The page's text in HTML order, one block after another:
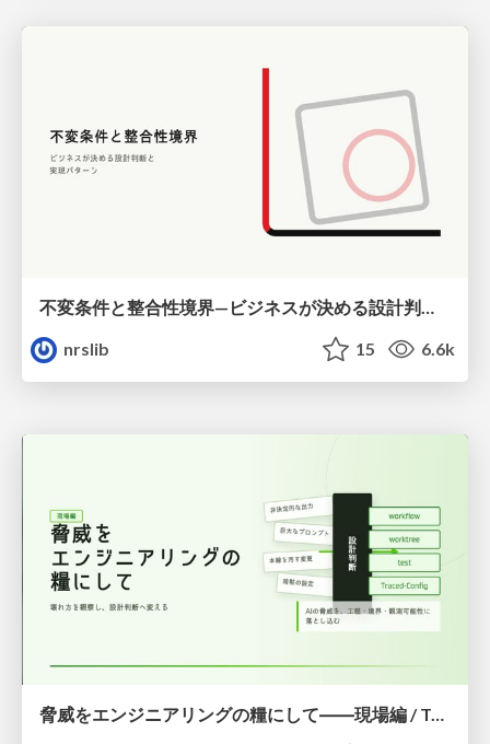
不変条件と整合性境界—ビジネスが決める設計判断と実現パターン / Invariants and Consistency Boundaries
nrslib
15 6.6k
脅威をエンジニアリングの糧にして――現場編 / Turning Threats into Engineering Fuel — Field Edition